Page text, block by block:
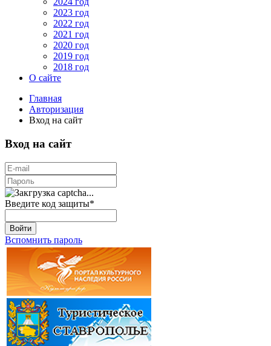
2023 год
2022 год
2021 год
2020 год
2019 год
2018 год
О сайте
Главная
Авторизация
Вход на сайт
Вход на сайт
Введите код защиты*
Войти
Вспомнить пароль